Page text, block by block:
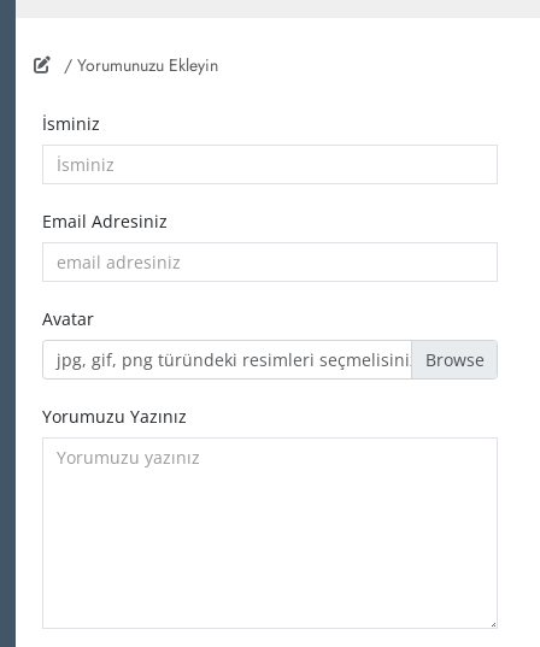
/ Yorumunuzu Ekleyin
İsminiz
Email Adresiniz
Avatar
jpg, gif, png türündeki resimleri seçmelisiniz
Yorumuzu Yazınız